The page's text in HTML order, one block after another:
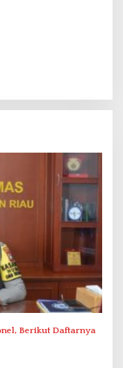
Berikut Daftarnya